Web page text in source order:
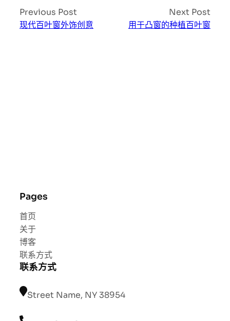
Previous Post
现代百叶窗外饰创意
Next Post
用于凸窗的种植百叶窗
Pages
首页
关于
博客
联系方式
联系方式
Street Name, NY 38954